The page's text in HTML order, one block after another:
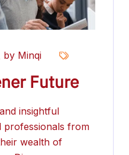
by Minqi
Future
insightful
professionals from
wealth of